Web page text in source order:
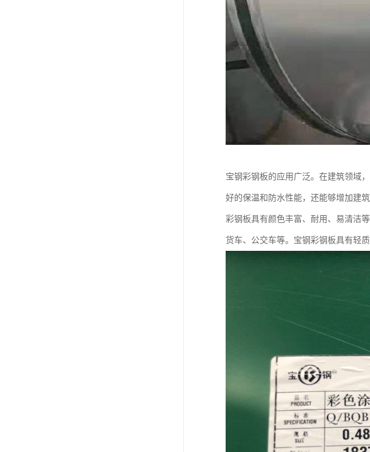
宝钢彩钢板的应用广泛。在建筑领域
好的保温和防水性能，还能够增加建
彩钢板具有颜色丰富、耐用、易清洁
货车、公交车等。宝钢彩钢板具有轻